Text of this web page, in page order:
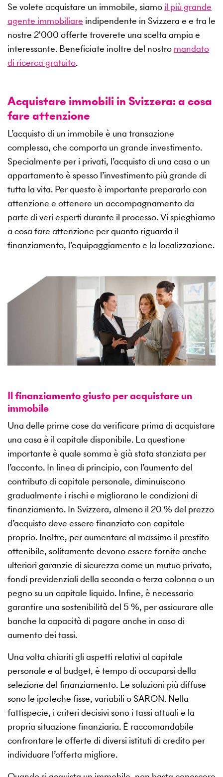
Se volete acquistare un immobile, siamo il più grande
agente immobiliare indipendente in Svizzera e e tra le
nostre 2'000 offerte troverete una scelta ampia e
interessante. Beneficiate inoltre del nostro mandato
di ricerca gratuito.
Acquistare immobili in Svizzera: a cosa
fare attenzione
L’acquisto di un immobile è una transazione
complessa, che comporta un grande investimento.
Specialmente per i privati, l’acquisto di una casa o un
appartamento è spesso l’investimento più grande di
tutta la vita. Per questo è importante prepararlo con
attenzione e ottenere un accompagnamento da
parte di veri esperti durante il processo. Vi spieghiamo
a cosa fare attenzione per quanto riguarda il
finanziamento, l’equipaggiamento e la localizzazione.
Il finanziamento giusto per acquistare un
immobile
Una delle prime cose da verificare prima di acquistare
una casa è il capitale disponibile. La questione
importante è quale somma è già stata stanziata per
l’acconto. In linea di principio, con l’aumento del
contributo di capitale personale, diminuiscono
gradualmente i rischi e migliorano le condizioni di
finanziamento. In Svizzera, almeno il 20 % del prezzo
d’acquisto deve essere finanziato con capitale
proprio. Inoltre, per aumentare al massimo il prestito
ottenibile, solitamente devono essere fornite anche
ulteriori garanzie di sicurezza come un mutuo privato,
fondi previdenziali della seconda o terza colonna o un
pegno su un capitale liquido. Infine, è necessario
garantire una sostenibilità del 5 %, per assicurare alle
banche la capacità di pagare anche in caso di
aumento dei tassi.
Una volta chiariti gli aspetti relativi al capitale
personale e al budget, è tempo di occuparsi della
selezione del finanziamento. Le soluzioni più diffuse
sono le ipoteche fisse, variabili o SARON. Nella
fattispecie, i criteri decisivi sono i tassi attuali e la
propria situazione finanziaria. È raccomandabile
confrontare le offerte di diversi istituti di credito per
individuare l’offerta migliore.